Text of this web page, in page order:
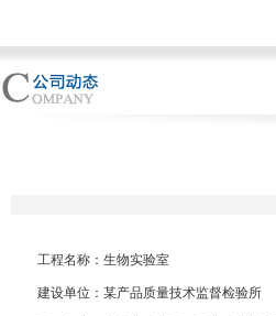
工程名称：生物实验室
建设单位：某产品质量技术监督检验所